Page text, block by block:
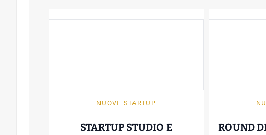
NUOVE STARTUP
STARTUP STUDIO E
ROUND